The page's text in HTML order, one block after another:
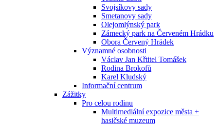
Svojsíkovy sady
Smetanovy sady
Olejomlýnský park
Zámecký park na Červeném Hrádku
Obora Červený Hrádek
Významné osobnosti
Václav Jan Křtitel Tomášek
Rodina Brokofů
Karel Kludský
Informační centrum
Zážitky
Pro celou rodinu
Multimediální expozice města +
hasičské muzeum